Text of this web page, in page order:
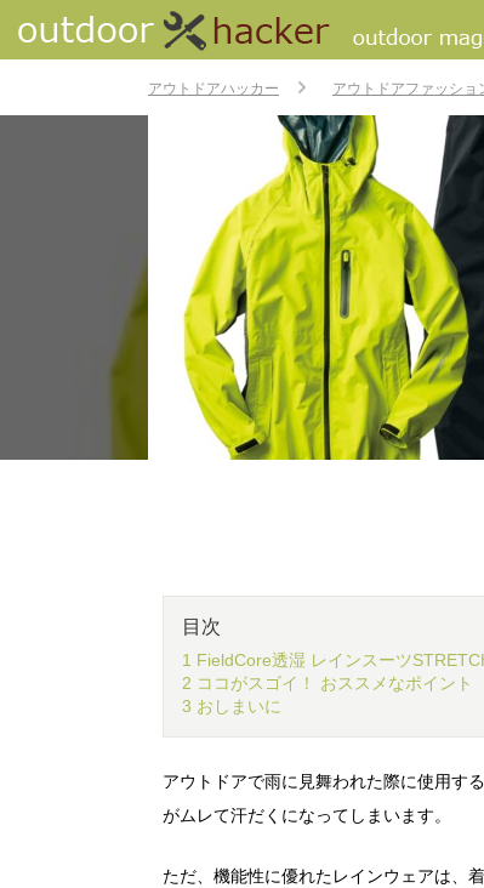
アウトドアハッカー アウトドアファッショ
目次
1 FieldCore透湿 レインスーツ
2 ココがスゴイ！ おススメなポイント
3 おしまいに
アウトドアで雨に見舞われた際に使用す
がムレて汗だくになってしまいます。
ただ、機能性に優れたレインウェアは、